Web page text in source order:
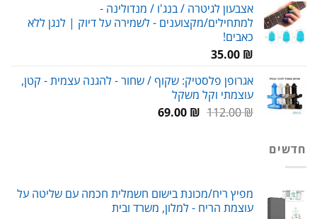
עד
אצבעון לגיטרה / בנג'ו / מנדולינה -
למתחילים/מקצוענים - לשמירה על דיוק | לנגן ללא
כאבים!
35.00 ₪
אגרופן פלסטיק: שקוף / שחור - להגנה עצמית - קטן,
עוצמתי וקל משקל
112.00₪
המחיר69.00 ₪
המחיר
חדשים
מפיץ ריח/מכונת בישום חשמלית חכמה עם שליטה על
עוצמת הריח - למלון, משרד ובית